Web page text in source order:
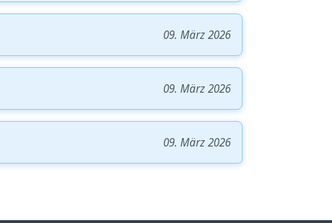
09. März 2026
09. März 2026
09. März 2026